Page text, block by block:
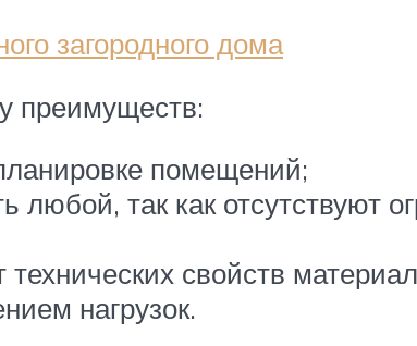
загородного дома
преимуществ:
помещений;
любой, так как отсутствуют
технических свойств
нагрузок.